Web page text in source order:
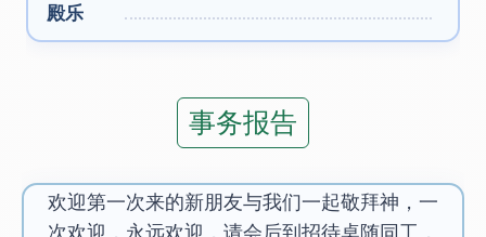
殿乐
事务报告
欢迎第一次来的新朋友与我们一起敬拜神，一